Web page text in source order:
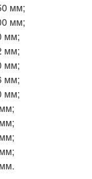
мм;
мм;
мм;
мм;
мм;
мм;
мм;